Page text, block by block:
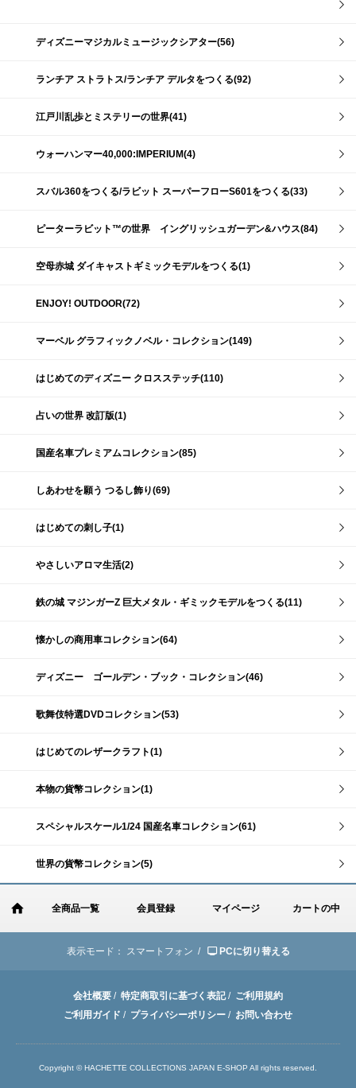
ディズニーマジカルミュージックシアター(56)
ランチア ストラトス/ランチア デルタをつくる(92)
江戸川乱歩とミステリーの世界(41)
ウォーハンマー40,000:IMPERIUM(4)
スバル360をつくる/ラビット スーパーフローS601をつくる(33)
ピーターラビット™の世界 イングリッシュガーデン&ハウス(84)
空母赤城 ダイキャストギミックモデルをつくる(1)
ENJOY! OUTDOOR(72)
マーベル グラフィックノベル・コレクション(149)
はじめてのディズニー クロスステッチ(110)
占いの世界 改訂版(1)
国産名車プレミアムコレクション(85)
しあわせを願う つるし飾り(69)
はじめての刺し子(1)
やさしいアロマ生活(2)
鉄の城 マジンガーZ 巨大メタル・ギミックモデルをつくる(11)
懐かしの商用車コレクション(64)
ディズニー ゴールデン・ブック・コレクション(46)
歌舞伎特選DVDコレクション(53)
はじめてのレザークラフト(1)
本物の貨幣コレクション(1)
スペシャルスケール1/24 国産名車コレクション(61)
世界の貨幣コレクション(5)
全商品一覧 会員登録 マイページ カートの中
表示モード： スマートフォン / PCに切り替える
会社概要 / 特定商取引に基づく表記/ ご利用規約
ご利用ガイド / プライバシーポリシー / お問い合わせ
Copyright © HACHETTE COLLECTIONS JAPAN E-SHOP All rights reserved.